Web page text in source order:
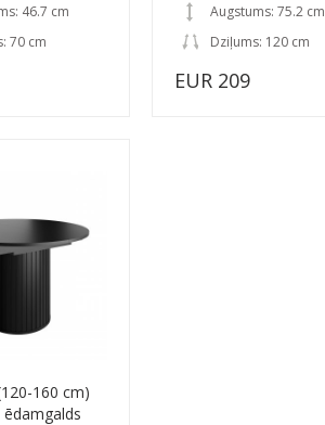
46.7 cm
70 cm
Augstums: 75.2 cm
Dziļums: 120 cm
EUR 209
160 cm)